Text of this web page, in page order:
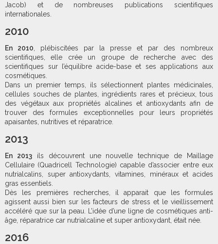
Jacob) et de nombreuses publications scientifiques
internationales.
2010
En 2010 , plébiscitées par la presse et par des nombreux
scientifiques, elle crée un groupe de recherche avec des
scientifiques sur l’équilibre acide-base et ses applications aux
cosmétiques.
Dans un premier temps, ils sélectionnent plantes médicinales,
cellules souches de plantes, ingrédients rares et précieux, tous
des végétaux aux propriétés alcalines et antioxydants afin de
trouver des formules exceptionnelles pour leurs propriétés
apaisantes, nutritives et réparatrice.
2013
En 2013ils découvrent une nouvelle technique de Maillage
Cellulaire (Quadricell Technologie) capable d’associer entre eux
nutrialcalins, super antioxydants, vitamines, minéraux et acides
gras essentiels.
Dès les premières recherches, il apparait que les formules
agissent aussi bien sur les facteurs de stress et le vieillissement
accéléré que sur la peau. L’idée d’une ligne de cosmétiques anti-
âge, réparatrice car nutrialcaline et super antioxydant, était née.
2016